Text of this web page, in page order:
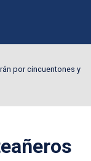
por cincuentones y